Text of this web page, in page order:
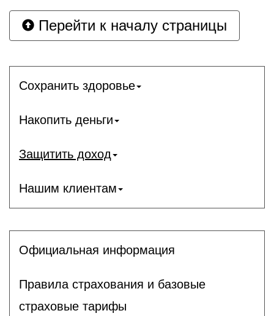
Перейти к началу страницы
Сохранить здоровье
Накопить деньги
Защитить доход
Нашим клиентам
Официальная информация
Правила страхования и базовые
страховые тарифы